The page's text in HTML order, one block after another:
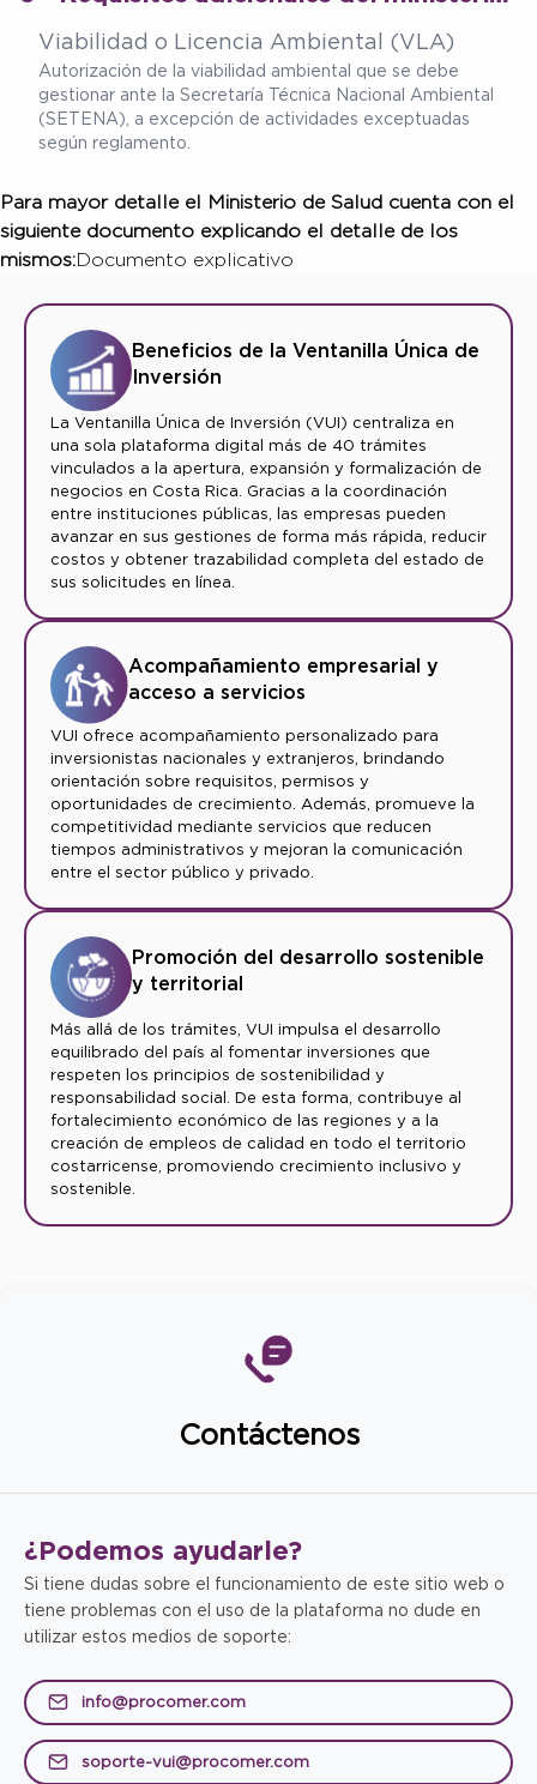
Viabilidad o Licencia Ambiental (VLA)
Autorización de la viabilidad ambiental que se debe
gestionar ante la Secretaría Técnica Nacional Ambiental
(SETENA), a excepción de actividades exceptuadas
según reglamento.
Para mayor detalle el Ministerio de Salud cuenta con el
siguiente documento explicando el detalle de los
mismos:Documento explicativo
Beneficios de la Ventanilla Única de
Inversión
La Ventanilla Única de Inversión (VUI) centraliza en
una sola plataforma digital más de 40 trámites
vinculados a la apertura, expansión y formalización de
negocios en Costa Rica. Gracias a la coordinación
entre instituciones públicas, las empresas pueden
avanzar en sus gestiones de forma más rápida, reducir
costos y obtener trazabilidad completa del estado de
sus solicitudes en línea.
Acompañamiento empresarial y
acceso a servicios
VUI ofrece acompañamiento personalizado para
inversionistas nacionales y extranjeros, brindando
orientación sobre requisitos, permisos y
oportunidades de crecimiento. Además, promueve la
competitividad mediante servicios que reducen
tiempos administrativos y mejoran la comunicación
entre el sector público y privado.
Promoción del desarrollo sostenible
y territorial
Más allá de los trámites, VUI impulsa el desarrollo
equilibrado del país al fomentar inversiones que
respeten los principios de sostenibilidad y
responsabilidad social. De esta forma, contribuye al
fortalecimiento económico de las regiones y a la
creación de empleos de calidad en todo el territorio
costarricense, promoviendo crecimiento inclusivo y
sostenible.
Contáctenos
¿Podemos ayudarle?
Si tiene dudas sobre el funcionamiento de este sitio web o
tiene problemas con el uso de la plataforma no dude en
utilizar estos medios de soporte:
info@procomer.com
soporte-vui@procomer.com